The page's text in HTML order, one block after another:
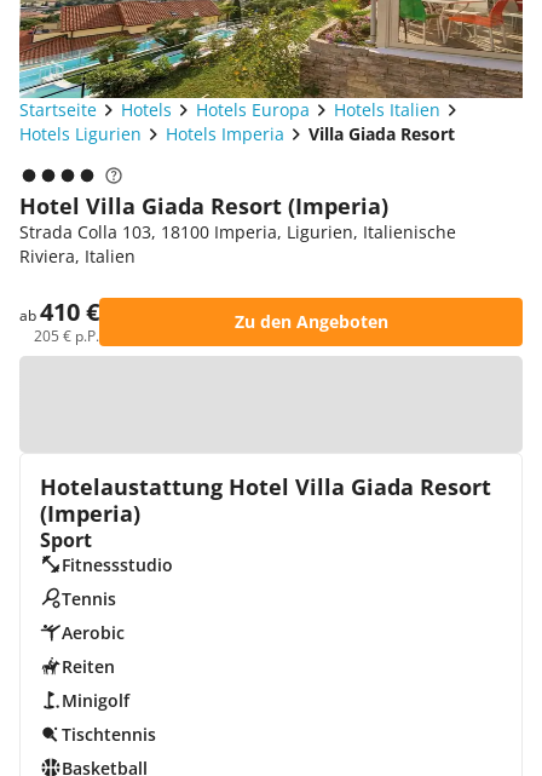
Startseite Hotels Hotels Europa
Hotels Italien
Hotels Ligurien
Hotels Imperia Villa Giada Resort
Hotel Villa Giada Resort (Imperia)
Strada Colla 103, 18100 Imperia, Ligurien, Italienische
Riviera, Italien
ab410 €
205 € p.P.
Zu den Angeboten
Hotelaustattung Hotel Villa Giada Resort
(Imperia)
Sport
Fitnessstudio
Tennis
Aerobic
Reiten
Minigolf
Tischtennis
Basketball